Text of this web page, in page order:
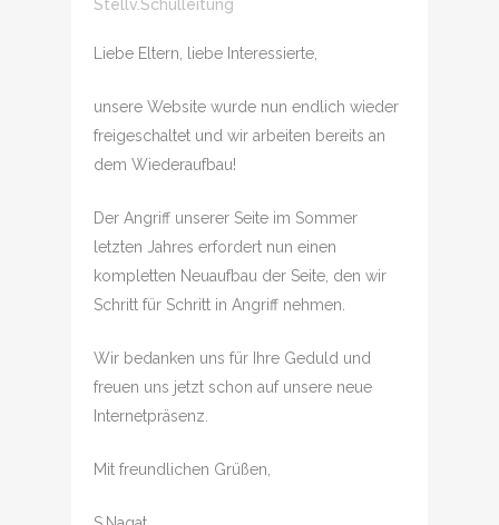
Stellv.Schulleitung
Liebe Eltern, liebe Interessierte,
unsere Website wurde nun endlich wieder
freigeschaltet und wir arbeiten bereits an
dem Wiederaufbau!
Der Angriff unserer Seite im Sommer
letzten Jahres erfordert nun einen
kompletten Neuaufbau der Seite, den wir
Schritt für Schritt in Angriff nehmen.
Wir bedanken uns für Ihre Geduld und
freuen uns jetzt schon auf unsere neue
Internetpräsenz.
Mit freundlichen Grüßen,